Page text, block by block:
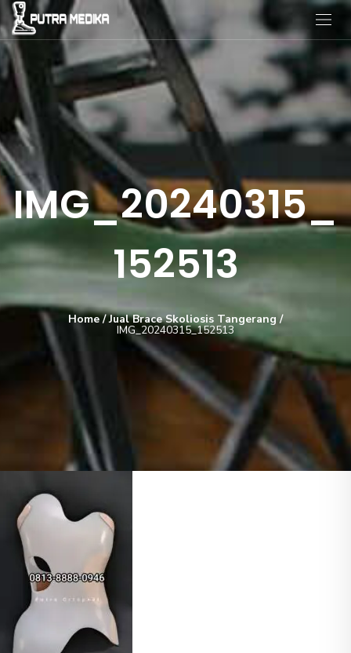
IMG_20240315_
152513
Home/Jual Brace Skoliosis Tangerang/
IMG_20240315_152513